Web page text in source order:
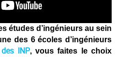
études d’ingénieurs au sein
des 6 écoles d’ingénieurs
INP, vous faites le choix